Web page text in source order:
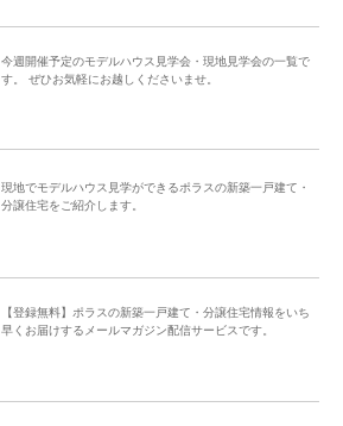
今週開催予定のモデルハウス見学会・現地見学会の一覧で
す。 ぜひお気軽にお越しくださいませ。
現地でモデルハウス見学ができるポラスの新築一戸建て・
分譲住宅をご紹介します。
【登録無料】ポラスの新築一戸建て・分譲住宅情報をいち
早くお届けするメールマガジン配信サービスです。